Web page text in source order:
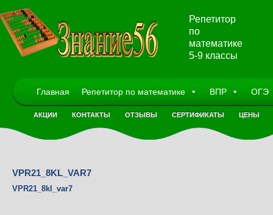
Репетитор
по
математике
5-9 классы
Главная Репетитор по математике ВПР ОГЭ
АКЦИИ КОНТАКТЫ ОТЗЫВЫ СЕРТИФИКАТЫ ЦЕНЫ
VPR21_8KL_VAR7
VPR21_8kl_var7